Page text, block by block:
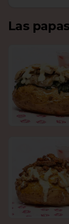
Las